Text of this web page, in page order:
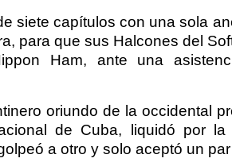
siete capítulos con una sola
para que sus Halcones del
Ham, ante una
oriundo de la occidental
de Cuba, liquidó por
a otro y solo aceptó un